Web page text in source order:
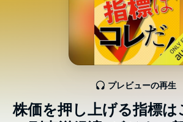
株価を押し上げる指標は
プレビューの再生